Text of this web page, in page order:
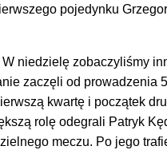
pojedynku
W niedzielę zobaczyliśmy
zaczęli od prowadzenia
kwartę i początek
rolę odegrali Patryk
meczu. Po jego